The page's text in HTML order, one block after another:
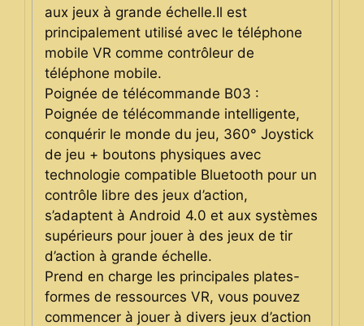
aux jeux à grande échelle.Il est
principalement utilisé avec le téléphone
mobile VR comme contrôleur de
téléphone mobile.
Poignée de télécommande B03 :
Poignée de télécommande intelligente,
conquérir le monde du jeu, 360° Joystick
de jeu + boutons physiques avec
technologie compatible Bluetooth pour un
contrôle libre des jeux d’action,
s’adaptent à Android 4.0 et aux systèmes
supérieurs pour jouer à des jeux de tir
d’action à grande échelle.
Prend en charge les principales plates-
formes de ressources VR, vous pouvez
commencer à jouer à divers jeux d’action